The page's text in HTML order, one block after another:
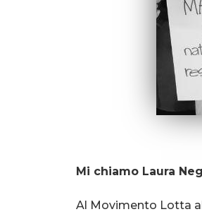
Mi chiamo Laura
Al Movimento Lotta